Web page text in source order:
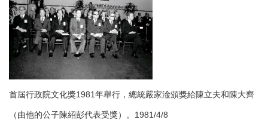
首屆行政院文化獎1981年舉行，總統嚴家淦頒獎給陳立夫和陳大齊
（由他的公子陳紹彭代表受獎）。1981/4/8